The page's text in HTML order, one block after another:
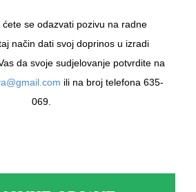
ćete se odazvati pozivu na radne
način dati svoj doprinos u izradi
da svoje sudjelovanje potvrdite na
ili na broj telefona 635-
069.